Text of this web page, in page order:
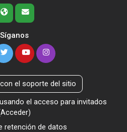
Síganos
el soporte del sitio
el acceso para invitados
Acceder)
retención de datos